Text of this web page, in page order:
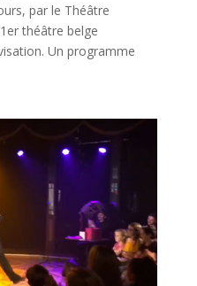
par le Théâtre
théâtre belge
Un programme